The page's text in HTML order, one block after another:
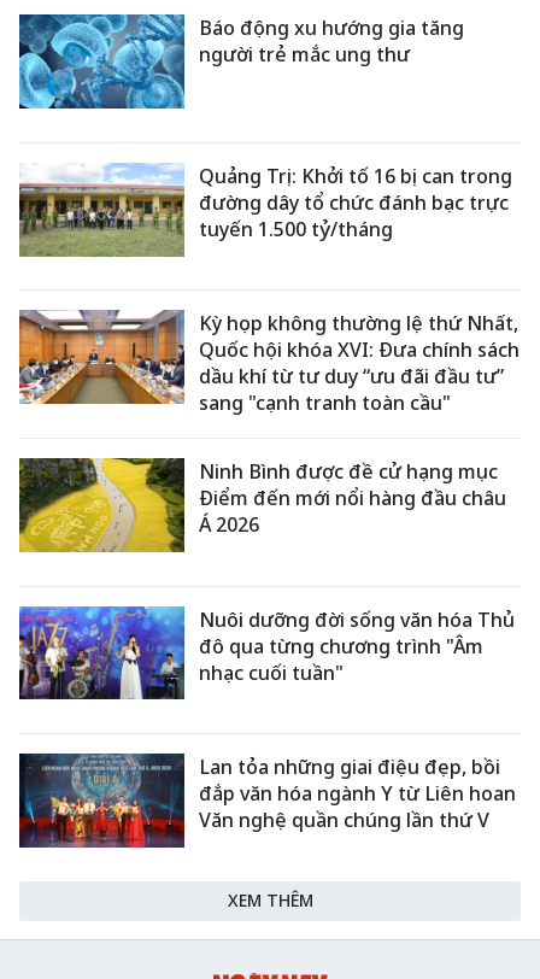
Báo động xu hướng gia tăng
người trẻ mắc ung thư
Quảng Trị: Khởi tố 16 bị can trong
đường dây tổ chức đánh bạc trực
tuyến 1.500 tỷ/tháng
Kỳ họp không thường lệ thứ Nhất,
Quốc hội khóa XVI: Đưa chính sách
dầu khí từ tư duy “ưu đãi đầu tư”
sang "cạnh tranh toàn cầu"
Ninh Bình được đề cử hạng mục
Điểm đến mới nổi hàng đầu châu
Á 2026
Nuôi dưỡng đời sống văn hóa Thủ
đô qua từng chương trình "Âm
nhạc cuối tuần"
Lan tỏa những giai điệu đẹp, bồi
đắp văn hóa ngành Y từ Liên hoan
Văn nghệ quần chúng lần thứ V
XEM THÊM